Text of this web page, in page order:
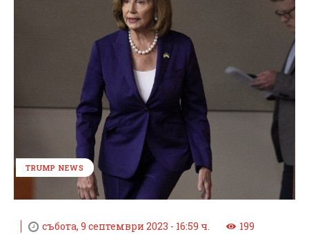
TRUMP NEWS
събота, 9 септември 2023 - 16:59 ч. 199